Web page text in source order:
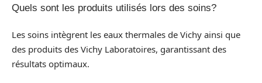
Quels sont les produits utilisés lors des soins?
Les soins intègrent les eaux thermales de Vichy ainsi que
des produits des Vichy Laboratoires, garantissant des
résultats optimaux.